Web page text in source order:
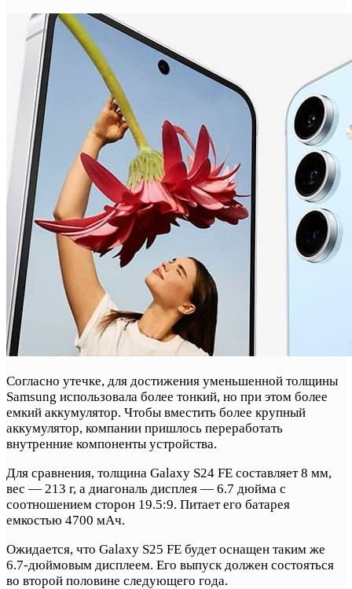
Согласно утечке, для достижения уменьшенной толщины
Samsung использовала более тонкий, но при этом более
емкий аккумулятор. Чтобы вместить более крупный
аккумулятор, компании пришлось переработать
внутренние компоненты устройства.
Для сравнения, толщина Galaxy S24 FE составляет 8 мм,
вес — 213 г, а диагональ дисплея — 6.7 дюйма с
соотношением сторон 19.5:9. Питает его батарея
емкостью 4700 мАч.
Ожидается, что Galaxy S25 FE будет оснащен таким же
6.7-дюймовым дисплеем. Его выпуск должен состояться
во второй половине следующего года.